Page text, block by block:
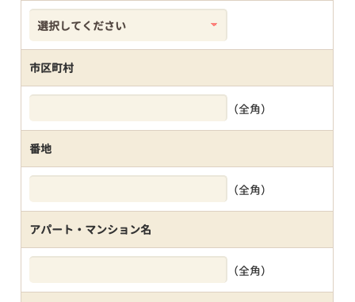
市区町村
（全角）
番地
（全角）
アパート・マンション名
（全角）